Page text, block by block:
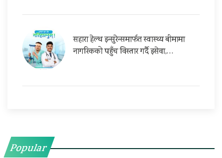
सहारा हेल्थ इन्सुरेन्समार्फत स्वास्थ्य बीमामा
नागरिकको पहुँच विस्तार गर्दै इसेवा,…
Popular